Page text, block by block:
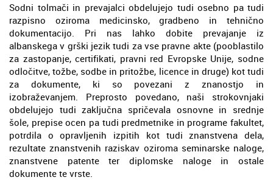
Sodni tolmači in prevajalci obdelujejo tudi osebno pa tudi
razpisno oziroma medicinsko, gradbeno in tehnično
dokumentacijo. Pri nas lahko dobite prevajanje iz
albanskega v grški jezik tudi za vse pravne akte (pooblastilo
za zastopanje, certifikati, pravni red Evropske Unije, sodne
odločitve, tožbe, sodbe in pritožbe, licence in druge) kot tudi
za dokumente, ki so povezani z znanostjo in
izobraževanjem. Preprosto povedano, naši strokovnjaki
obdelujejo tudi zaključna spričevala osnovne in srednje
šole, prepise ocen pa tudi predmetnike in programe fakultet,
potrdila o opravljenih izpitih kot tudi znanstvena dela,
rezultate znanstvenih raziskav oziroma seminarske naloge,
znanstvene patente ter diplomske naloge in ostale
dokumente te vrste.